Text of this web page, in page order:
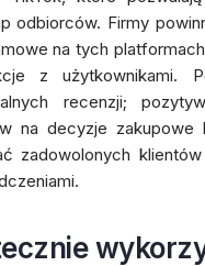
odbiorców. Firmy
na tych
z użytkownikami.
recenzji;
na decyzje zakupowe
zadowolonych